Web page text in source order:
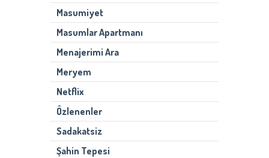
Masumiyet
Masumlar Apartmanı
Menajerimi Ara
Meryem
Netflix
Özlenenler
Sadakatsiz
Şahin Tepesi